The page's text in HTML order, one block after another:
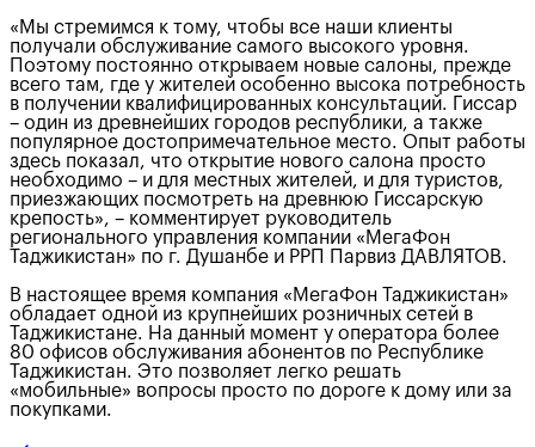
«Мы стремимся к тому, чтобы все наши клиенты
получали обслуживание самого высокого уровня.
Поэтому постоянно открываем новые салоны, прежде
всего там, где у жителей особенно высока потребность
в получении квалифицированных консультаций. Гиссар
– один из древнейших городов республики, а также
популярное достопримечательное место. Опыт работы
здесь показал, что открытие нового салона просто
необходимо – и для местных жителей, и для туристов,
приезжающих посмотреть на древнюю Гиссарскую
крепость», – комментирует руководитель
регионального управления компании «МегаФон
Таджикистан» по г. Душанбе и РРП Парвиз ДАВЛЯТОВ.
В настоящее время компания «МегаФон Таджикистан»
обладает одной из крупнейших розничных сетей в
Таджикистане. На данный момент у оператора более
80 офисов обслуживания абонентов по Республике
Таджикистан. Это позволяет легко решать
«мобильные» вопросы просто по дороге к дому или за
покупками.